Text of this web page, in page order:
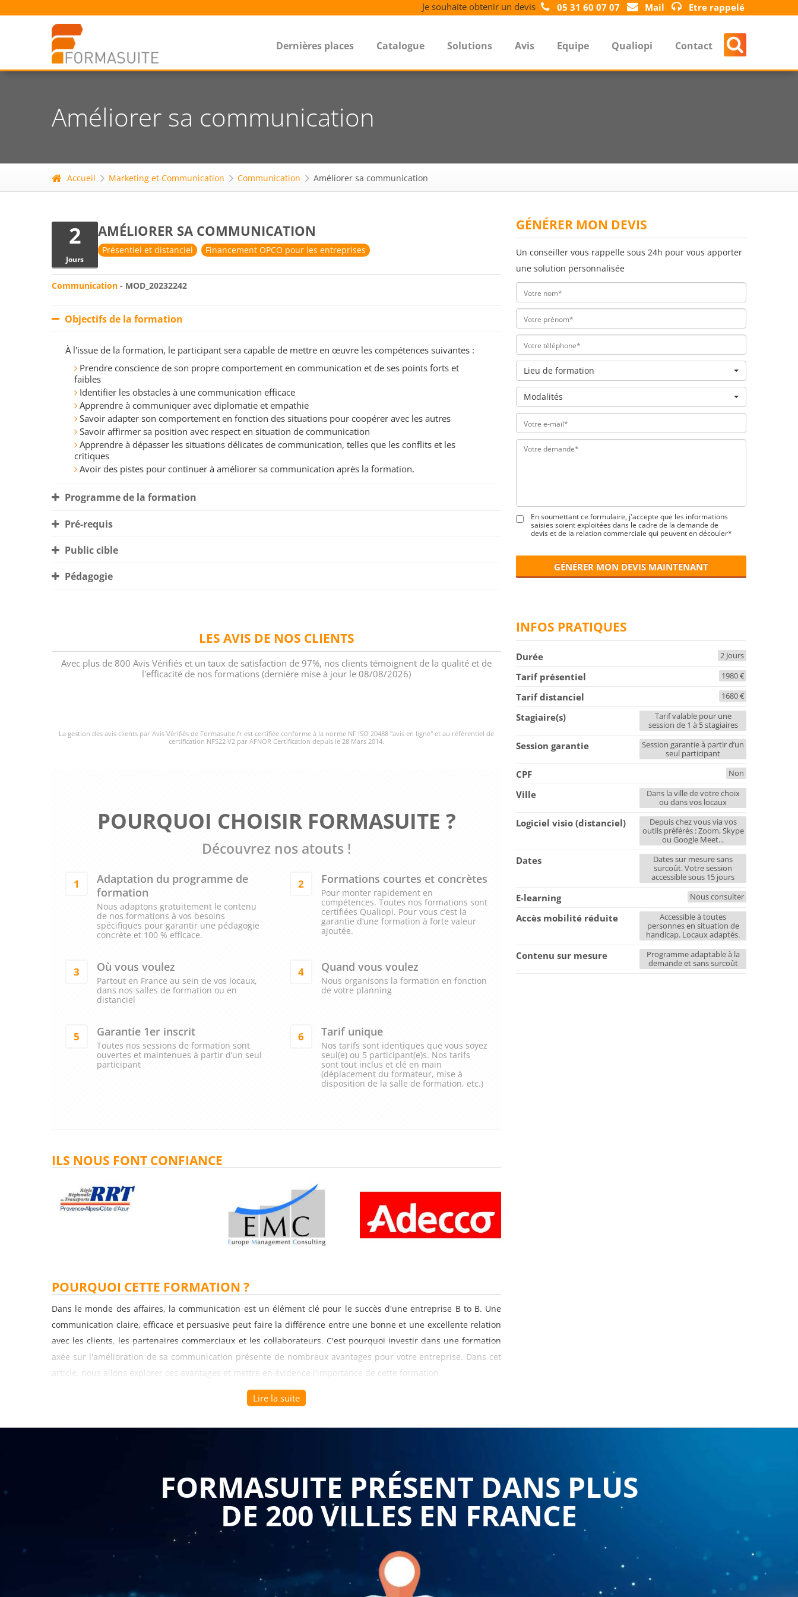
Je souhaite obtenir un devis 05 31 60 07 07 Mail Etre rappelé
Dernières places Catalogue Solutions Avis Equipe Qualiopi Contact
Améliorer sa communication
Accueil Marketing et Communication Communication Améliorer sa communication
2
Jours
AMÉLIORER SA COMMUNICATION
Présentiel et distanciel Financement OPCO pour les entreprises
Communication - MOD_20232242
Objectifs de la formation
À l'issue de la formation, le participant sera capable de mettre en œuvre les compétences suivantes :
Prendre conscience de son propre comportement en communication et de ses points forts et
faibles
Identifier les obstacles à une communication efficace
Apprendre à communiquer avec diplomatie et empathie
Savoir adapter son comportement en fonction des situations pour coopérer avec les autres
Savoir affirmer sa position avec respect en situation de communication
Apprendre à dépasser les situations délicates de communication, telles que les conflits et les
critiques
Avoir des pistes pour continuer à améliorer sa communication après la formation.
Programme de la formation
Pré-requis
Public cible
Pédagogie
LES AVIS DE NOS CLIENTS
Avec plus de 800 Avis Vérifiés et un taux de satisfaction de 97%, nos clients témoignent de la qualité et de
l'efficacité de nos formations (dernière mise à jour le 08/08/2026)
La gestion des avis clients par Avis Vérifiés de Formasuite.fr est certifiée conforme à la norme NF ISO 20488 "avis en ligne" et au référentiel de
certification NF522 V2 par AFNOR Certification depuis le 28 Mars 2014.
POURQUOI CHOISIR FORMASUITE ?
Découvrez nos atouts !
1
Adaptation du programme de
formation
Nous adaptons gratuitement le contenu
de nos formations à vos besoins
spécifiques pour garantir une pédagogie
concrète et 100 % efficace.
2 Formations courtes et concrètes
Pour monter rapidement en
compétences. Toutes nos formations sont
certifiées Qualiopi. Pour vous c’est la
garantie d’une formation à forte valeur
ajoutée.
3 Où vous voulez
Partout en France au sein de vos locaux,
dans nos salles de formation ou en
distanciel
4 Quand vous voulez
Nous organisons la formation en fonction
de votre planning
5 Garantie 1er inscrit
Toutes nos sessions de formation sont
ouvertes et maintenues à partir d’un seul
participant
6 Tarif unique
Nos tarifs sont identiques que vous soyez
seul(e) ou 5 participant(e)s. Nos tarifs
sont tout inclus et clé en main
(déplacement du formateur, mise à
disposition de la salle de formation, etc.)
ILS NOUS FONT CONFIANCE
POURQUOI CETTE FORMATION ?
Dans le monde des affaires, la communication est un élément clé pour le succès d'une entreprise B to B. Une
communication claire, efficace et persuasive peut faire la différence entre une bonne et une excellente relation
avec les clients, les partenaires commerciaux et les collaborateurs. C'est pourquoi investir dans une formation
axée sur l'amélioration de sa communication présente de nombreux avantages pour votre entreprise. Dans cet
article, nous allons explorer ces avantages et mettre en évidence l'importance de cette formation.
Renforcement des compétences en communication verbale La communication verbale est la forme la
plus courante de communication dans le monde des affaires. Une formation sur l'amélioration de la
claire, en écoute active et en articulation des idées. Ils apprendront à structurer leurs discours, à utiliser
Développement des compétences en communication écrite La communication écrite joue un rôle
essentiel dans le monde des affaires, que ce soit par le biais d'e-mails, de rapports, de présentations ou
de documents officiels. Une formation sur l'amélioration de la communication permettra à vos
collaborateurs de développer des compétences en rédaction claire, en structuration des idées, en
correction grammaticale et en utilisation de la bonne tonalité. Ils apprendront à adapter leur style
d'écriture en fonction du public cible, à transmettre des informations de manière concise et à susciter
l'engagement de leurs lecteurs. En améliorant leurs compétences en communication écrite, vos
collaborateurs pourront communiquer de manière plus efficace, éviter les malentendus et renforcer la
Gestion des conflits et des situations difficiles La communication joue un rôle crucial dans la gestion des
conflits et des situations difficiles au sein de votre entreprise. Une formation sur l'amélioration de la
Lire la suite
GÉNÉRER MON DEVIS
Un conseiller vous rappelle sous 24h pour vous apporter
une solution personnalisée
Lieu de formation
Modalités
En soumettant ce formulaire, j'accepte que les informations
saisies soient exploitées dans le cadre de la demande de
devis et de la relation commerciale qui peuvent en découler*
GÉNÉRER MON DEVIS MAINTENANT
INFOS PRATIQUES
Durée 2 Jours
Tarif présentiel 1980 €
Tarif distanciel 1680 €
Stagiaire(s)
Tarif valable pour une
session de 1 à 5 stagiaires
Session garantie
Session garantie à partir d’un
seul participant
CPF Non
Ville
Dans la ville de votre choix
ou dans vos locaux
Logiciel visio (distanciel)
Depuis chez vous via vos
outils préférés : Zoom, Skype
ou Google Meet...
Dates
Dates sur mesure sans
surcoût. Votre session
accessible sous 15 jours
E-learning Nous consulter
Accès mobilité réduite
Accessible à toutes
personnes en situation de
handicap. Locaux adaptés.
Contenu sur mesure
Programme adaptable à la
demande et sans surcoût
FORMASUITE PRÉSENT DANS PLUS
DE 200 VILLES EN FRANCE